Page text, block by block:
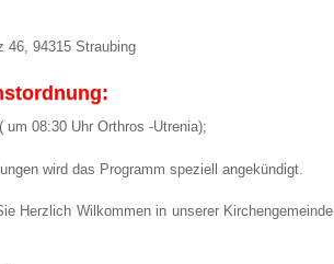
46, 94315 Straubing
um 08:30 Uhr Orthros -Utrenia);
wird das Programm speziell angekündigt.
Herzlich Wilkommen in unserer Kirchengemeinde